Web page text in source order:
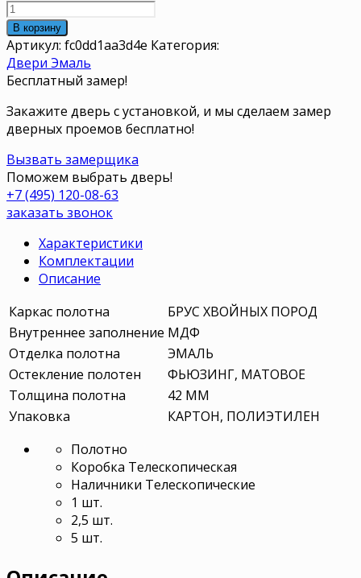
В корзину
Артикул: fc0dd1aa3d4e Категория:
Двери Эмаль
Бесплатный замер!
Закажите дверь с установкой, и мы сделаем замер
дверных проемов бесплатно!
Вызвать замерщика
Поможем выбрать дверь!
+7 (495) 120-08-63
заказать звонок
Характеристики
Комплектации
Описание
Каркас полотна
БРУС ХВОЙНЫХ ПОРОД
Внутреннее заполнение МДФ
Отделка полотна
ЭМАЛЬ
Остекление полотен
ФЬЮЗИНГ, МАТОВОЕ
Толщина полотна
42 ММ
Упаковка
КАРТОН, ПОЛИЭТИЛЕН
Полотно
Коробка Телескопическая
Наличники Телескопические
1 шт.
2,5 шт.
5 шт.